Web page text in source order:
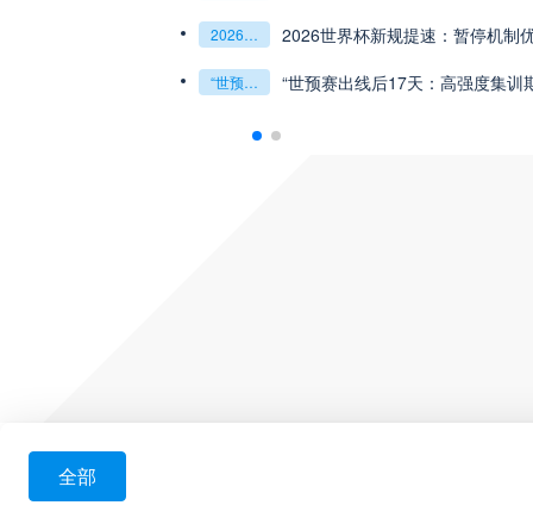
坤：2026世界杯决赛用球设计解读
解决方案：球迷行李“门到门”极速转运，单场票专属动
三的晋级密码藏在哪一环？**
**世界杯菜鸟破咒记：美加墨的零胜突围战**
**世界杯菜鸟破
“2026世界杯抽签：死亡之组已成伪命题？” “2026世界杯抽
2026世界杯新规提速：暂停机制优化助推比赛流畅度飞跃 2026世界杯新规提速：暂停机制
“世预赛出线后17天：高强度集训期的体能重建与战术转化” “世预赛出线后17天：高强度集训
全部